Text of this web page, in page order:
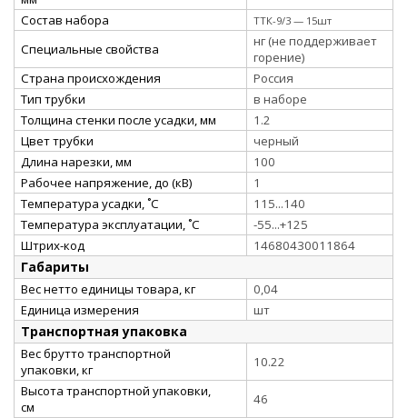
Состав набора
ТТК-9/3 — 15шт
Специальные свойства
нг (не поддерживает
горение)
Страна происхождения
Россия
Тип трубки
в наборе
Толщина стенки после усадки, мм
1.2
Цвет трубки
черный
Длина нарезки, мм
100
Рабочее напряжение, до (кВ)
1
Температура усадки, ˚С
115...140
Температура эксплуатации, ˚С
-55...+125
Штрих-код
14680430011864
Габариты
Вес нетто единицы товара, кг
0,04
Единица измерения
шт
Транспортная упаковка
Вес брутто транспортной
упаковки, кг
10.22
Высота транспортной упаковки,
см
46